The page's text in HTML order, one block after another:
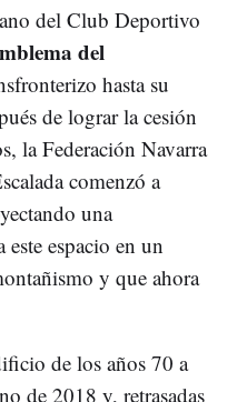
del Club Deportivo
del
hasta su
de lograr la cesión
la Federación Navarra
comenzó a
una
espacio en un
y que ahora
de los años 70 a
de 2018 y, retrasadas